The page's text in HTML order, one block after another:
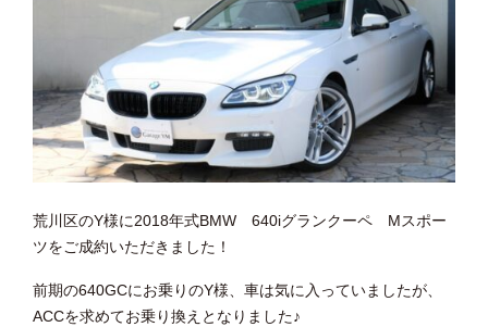
荒川区のY様に2018年式BMW 640iグランクーペ Mスポー
ツをご成約いただきました！
前期の640GCにお乗りのY様、車は気に入っていましたが、
ACCを求めてお乗り換えとなりました♪